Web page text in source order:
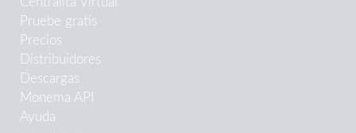
Pruebe gratis
Precios
Distribuidores
Descargas
Monema API
Ayuda